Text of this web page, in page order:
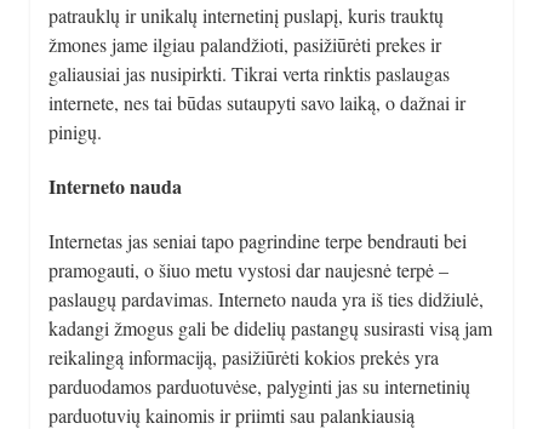
patrauklų ir unikalų internetinį puslapį, kuris trauktų
žmones jame ilgiau palandžioti, pasižiūrėti prekes ir
galiausiai jas nusipirkti. Tikrai verta rinktis paslaugas
internete, nes tai būdas sutaupyti savo laiką, o dažnai ir
pinigų.
Interneto nauda
Internetas jas seniai tapo pagrindine terpe bendrauti bei
pramogauti, o šiuo metu vystosi dar naujesnė terpė –
paslaugų pardavimas. Interneto nauda yra iš ties didžiulė,
kadangi žmogus gali be didelių pastangų susirasti visą jam
reikalingą informaciją, pasižiūrėti kokios prekės yra
parduodamos parduotuvėse, palyginti jas su internetinių
parduotuvių kainomis ir priimti sau palankiausią